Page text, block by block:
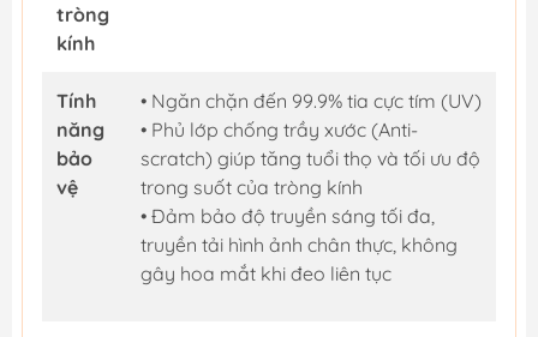
tròng
kính
Tính
năng
bảo
vệ
• Ngăn chặn đến 99.9% tia cực tím (UV)
• Phủ lớp chống trầy xước (Anti-
scratch) giúp tăng tuổi thọ và tối ưu độ
trong suốt của tròng kính
• Đảm bảo độ truyền sáng tối đa,
truyền tải hình ảnh chân thực, không
gây hoa mắt khi đeo liên tục